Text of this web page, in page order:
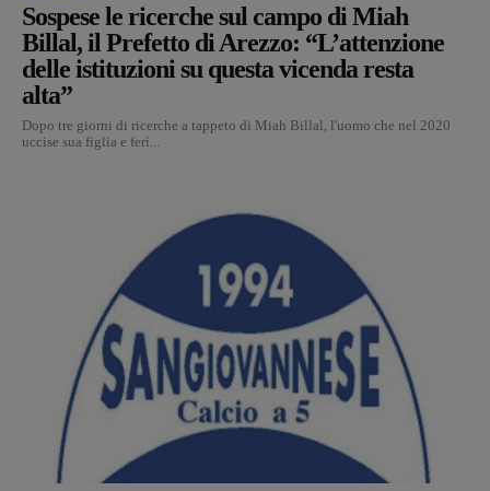
Sospese le ricerche sul campo di Miah
Billal, il Prefetto di Arezzo: “L’attenzione
delle istituzioni su questa vicenda resta
alta”
Dopo tre giorni di ricerche a tappeto di Miah Billal, l'uomo che nel 2020
uccise sua figlia e ferì...